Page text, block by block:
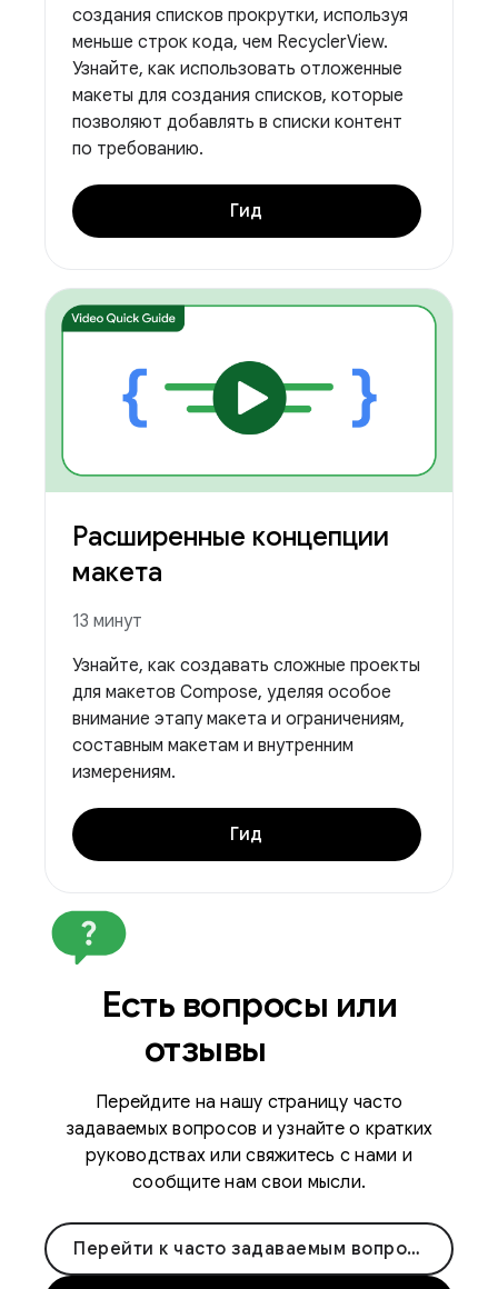
создания списков прокрутки, используя
меньше строк кода, чем RecyclerView.
Узнайте, как использовать отложенные
макеты для создания списков, которые
позволяют добавлять в списки контент
по требованию.
Гид
Расширенные концепции
макета
13 минут
Узнайте, как создавать сложные проекты
для макетов Compose, уделяя особое
внимание этапу макета и ограничениям,
составным макетам и внутренним
измерениям.
Гид
Есть вопросы или
отзывы
Перейдите на нашу страницу часто
задаваемых вопросов и узнайте о кратких
руководствах или свяжитесь с нами и
сообщите нам свои мысли.
Перейти к часто задаваемым вопросам